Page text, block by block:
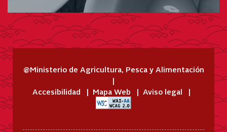
@Ministerio de Agricultura, Pesca y Alimentación
Accesibilidad Mapa Web Aviso legal